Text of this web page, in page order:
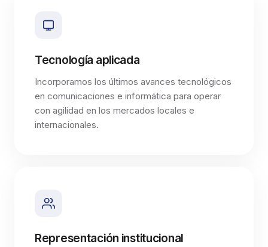
Tecnología aplicada
Incorporamos los últimos avances tecnológicos
en comunicaciones e informática para operar
con agilidad en los mercados locales e
internacionales.
Representación institucional